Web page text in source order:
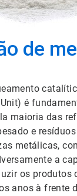
de
é
maioria das
e
metálicas,
a
os produtos
anos à frente